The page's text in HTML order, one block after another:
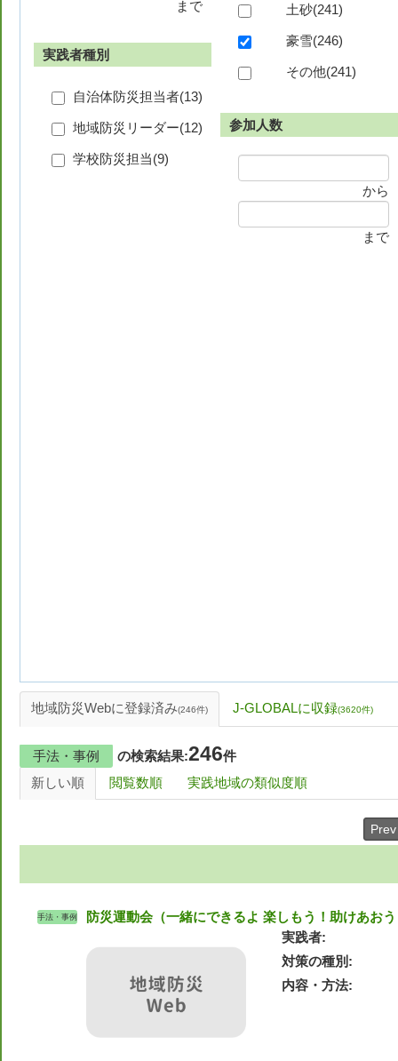
土砂(241)
豪雪(246)
その他(241)
まで
実践者種別
自治体防災担当者(13)
地域防災リーダー(12)
学校防災担当(9)
参加人数
から
まで
地域防災Webに登録済み(246件) J-GLOBALに収録(3620件)
手法・事例 の検索結果:246件
新しい順
閲覧数順 実践地域の類似度順
Prev
手法・事例
防災運動会（一緒にできるよ 楽しもう！助けあお
実践者
対策の種別
内容・方法